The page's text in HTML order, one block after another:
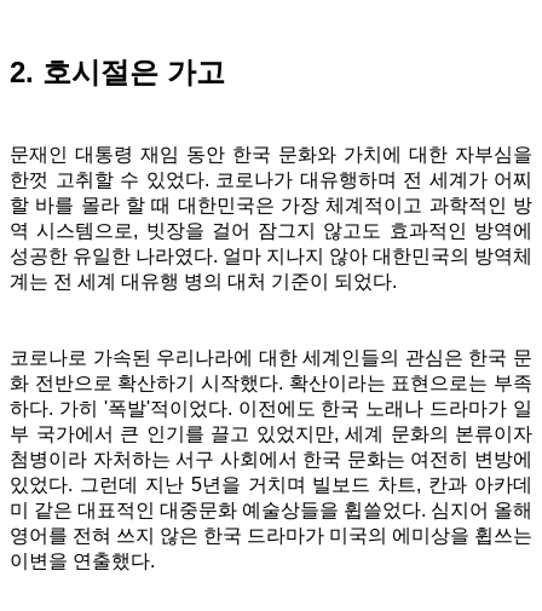
2. 호시절은 가고
문재인 대통령 재임 동안 한국 문화와 가치에 대한 자부심을
한껏 고취할 수 있었다. 코로나가 대유행하며 전 세계가 어찌
할 바를 몰라 할 때 대한민국은 가장 체계적이고 과학적인 방
역 시스템으로, 빗장을 걸어 잠그지 않고도 효과적인 방역에
성공한 유일한 나라였다. 얼마 지나지 않아 대한민국의 방역체
계는 전 세계 대유행 병의 대처 기준이 되었다.
코로나로 가속된 우리나라에 대한 세계인들의 관심은 한국 문
화 전반으로 확산하기 시작했다. 확산이라는 표현으로는 부족
하다. 가히 '폭발'적이었다. 이전에도 한국 노래나 드라마가 일
부 국가에서 큰 인기를 끌고 있었지만, 세계 문화의 본류이자
첨병이라 자처하는 서구 사회에서 한국 문화는 여전히 변방에
있었다. 그런데 지난 5년을 거치며 빌보드 차트, 칸과 아카데
미 같은 대표적인 대중문화 예술상들을 휩쓸었다. 심지어 올해
영어를 전혀 쓰지 않은 한국 드라마가 미국의 에미상을 휩쓰는
이변을 연출했다.